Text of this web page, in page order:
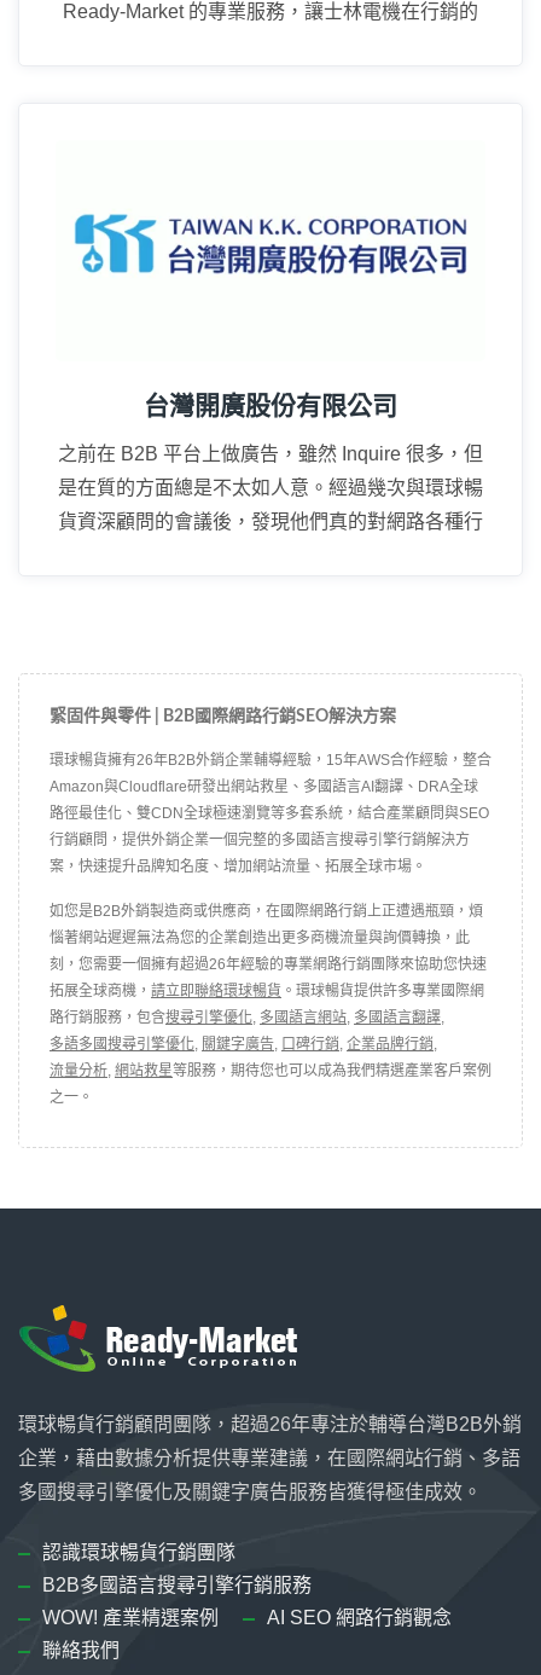
Ready-Market 的專業服務，讓士林電機在行銷的
台灣開廣股份有限公司
之前在 B2B 平台上做廣告，雖然 Inquire 很多，但
是在質的方面總是不太如人意。經過幾次與環球暢
貨資深顧問的會議後，發現他們真的對網路各種行
緊固件與零件 | B2B國際網路行銷SEO解決方案
環球暢貨擁有26年B2B外銷企業輔導經驗，15年AWS合作經驗，整合
Amazon與Cloudflare研發出網站救星、多國語言AI翻譯、DRA全球
路徑最佳化、雙CDN全球極速瀏覽等多套系統，結合產業顧問與SEO
行銷顧問，提供外銷企業一個完整的多國語言搜尋引擎行銷解決方
案，快速提升品牌知名度、增加網站流量、拓展全球市場。
如您是B2B外銷製造商或供應商，在國際網路行銷上正遭遇瓶頸，煩
惱著網站遲遲無法為您的企業創造出更多商機流量與詢價轉換，此
刻，您需要一個擁有超過26年經驗的專業網路行銷團隊來協助您快速
拓展全球商機， 請立即聯絡環球暢貨 。環球暢貨提供許多專業國際網
路行銷服務，包含搜尋引擎優化, 多國語言網站, 多國語言翻譯,
多語多國搜尋引擎優化, 關鍵字廣告, 口碑行銷, 企業品牌行銷,
流量分析, 網站救星等服務，期待您也可以成為我們精選產業客戶案例
之一。
環球暢貨行銷顧問團隊，超過26年專注於輔導台灣B2B外銷
企業，藉由數據分析提供專業建議，在國際網站行銷、多語
多國搜尋引擎優化及關鍵字廣告服務皆獲得極佳成效。
認識環球暢貨行銷團隊
B2B多國語言搜尋引擎行銷服務
WOW! 產業精選案例
AI SEO 網路行銷觀念
聯絡我們